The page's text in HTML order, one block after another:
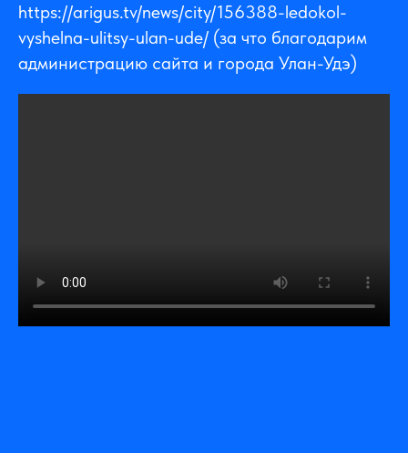
https://arigus.tv/news/city/156388-ledokol-
vyshelna-ulitsy-ulan-ude/ (за что благодарим
администрацию сайта и города Улан-Удэ)